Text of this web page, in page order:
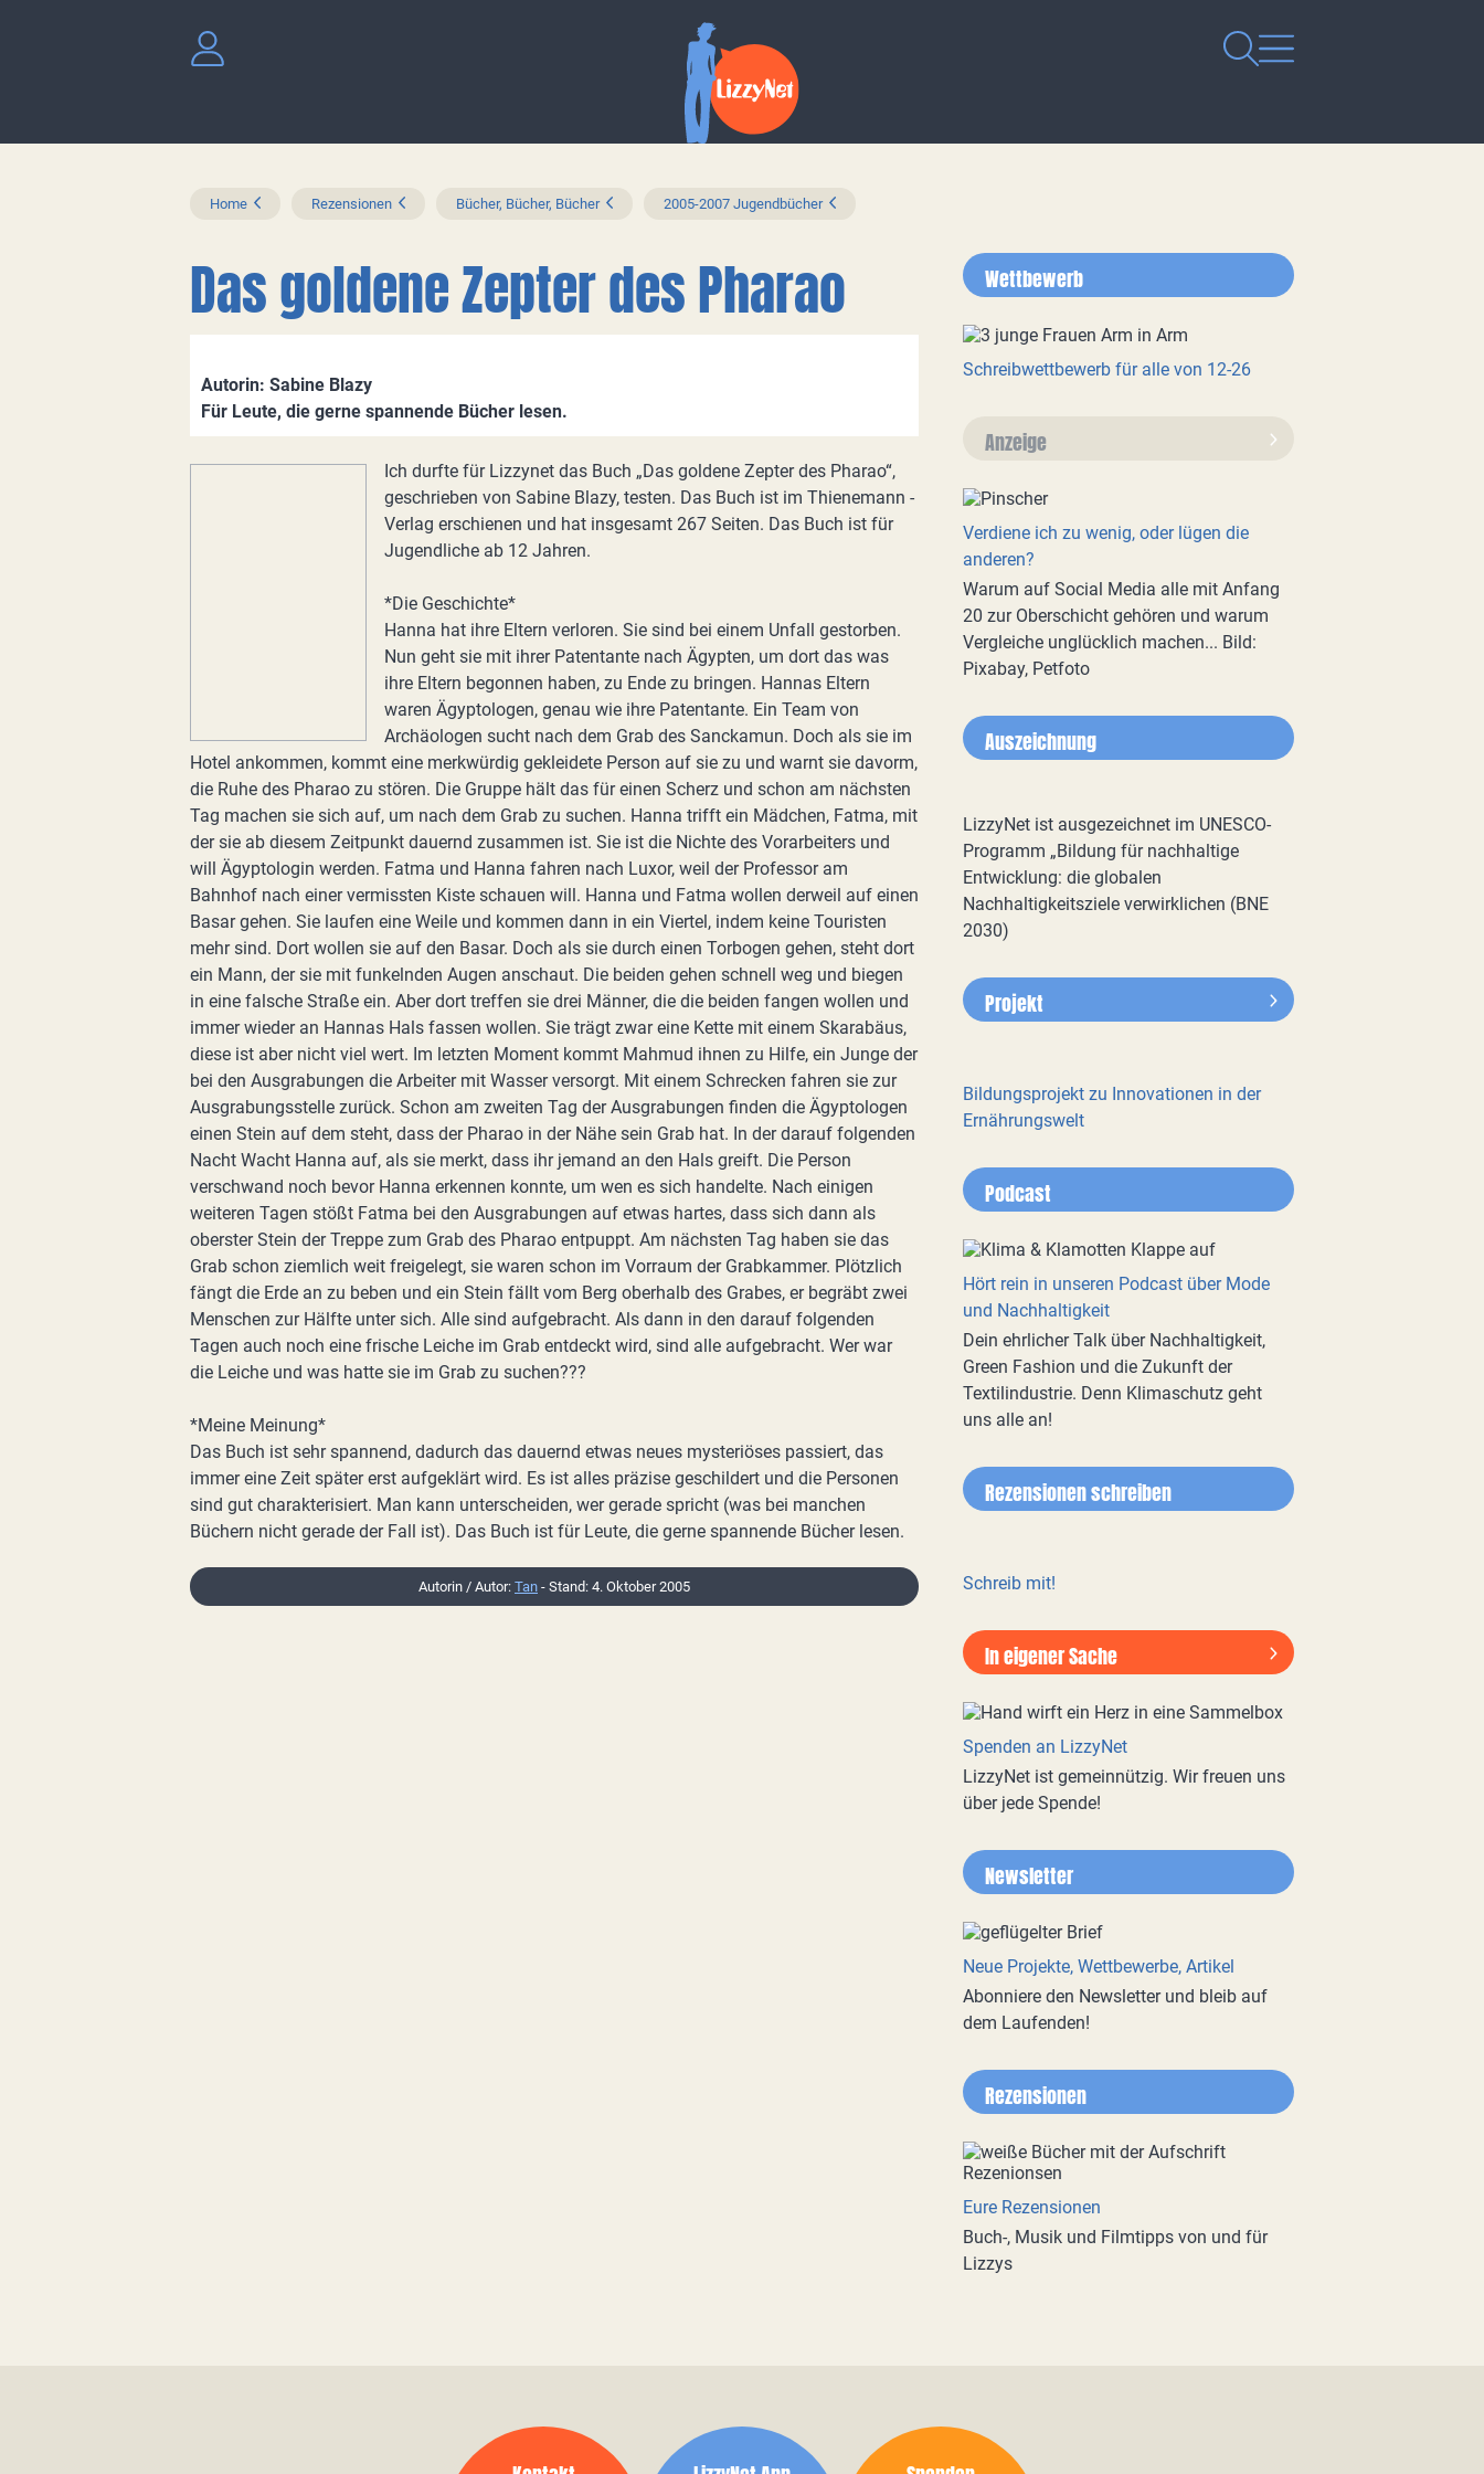
Home Rezensionen Bücher, Bücher, Bücher 2005-2007 Jugendbücher
Das goldene Zepter des Pharao
Autorin: Sabine Blazy
Für Leute, die gerne spannende Bücher lesen.
Ich durfte für Lizzynet das Buch „Das goldene Zepter des Pharao“,
geschrieben von Sabine Blazy, testen. Das Buch ist im Thienemann -
Verlag erschienen und hat insgesamt 267 Seiten. Das Buch ist für
Jugendliche ab 12 Jahren.
*Die Geschichte*
Hanna hat ihre Eltern verloren. Sie sind bei einem Unfall gestorben.
Nun geht sie mit ihrer Patentante nach Ägypten, um dort das was
ihre Eltern begonnen haben, zu Ende zu bringen. Hannas Eltern
waren Ägyptologen, genau wie ihre Patentante. Ein Team von
Archäologen sucht nach dem Grab des Sanckamun. Doch als sie im
Hotel ankommen, kommt eine merkwürdig gekleidete Person auf sie zu und warnt sie davorm,
die Ruhe des Pharao zu stören. Die Gruppe hält das für einen Scherz und schon am nächsten
Tag machen sie sich auf, um nach dem Grab zu suchen. Hanna trifft ein Mädchen, Fatma, mit
der sie ab diesem Zeitpunkt dauernd zusammen ist. Sie ist die Nichte des Vorarbeiters und
will Ägyptologin werden. Fatma und Hanna fahren nach Luxor, weil der Professor am
Bahnhof nach einer vermissten Kiste schauen will. Hanna und Fatma wollen derweil auf einen
Basar gehen. Sie laufen eine Weile und kommen dann in ein Viertel, indem keine Touristen
mehr sind. Dort wollen sie auf den Basar. Doch als sie durch einen Torbogen gehen, steht dort
ein Mann, der sie mit funkelnden Augen anschaut. Die beiden gehen schnell weg und biegen
in eine falsche Straße ein. Aber dort treffen sie drei Männer, die die beiden fangen wollen und
immer wieder an Hannas Hals fassen wollen. Sie trägt zwar eine Kette mit einem Skarabäus,
diese ist aber nicht viel wert. Im letzten Moment kommt Mahmud ihnen zu Hilfe, ein Junge der
bei den Ausgrabungen die Arbeiter mit Wasser versorgt. Mit einem Schrecken fahren sie zur
Ausgrabungsstelle zurück. Schon am zweiten Tag der Ausgrabungen finden die Ägyptologen
einen Stein auf dem steht, dass der Pharao in der Nähe sein Grab hat. In der darauf folgenden
Nacht Wacht Hanna auf, als sie merkt, dass ihr jemand an den Hals greift. Die Person
verschwand noch bevor Hanna erkennen konnte, um wen es sich handelte. Nach einigen
weiteren Tagen stößt Fatma bei den Ausgrabungen auf etwas hartes, dass sich dann als
oberster Stein der Treppe zum Grab des Pharao entpuppt. Am nächsten Tag haben sie das
Grab schon ziemlich weit freigelegt, sie waren schon im Vorraum der Grabkammer. Plötzlich
fängt die Erde an zu beben und ein Stein fällt vom Berg oberhalb des Grabes, er begräbt zwei
Menschen zur Hälfte unter sich. Alle sind aufgebracht. Als dann in den darauf folgenden
Tagen auch noch eine frische Leiche im Grab entdeckt wird, sind alle aufgebracht. Wer war
die Leiche und was hatte sie im Grab zu suchen???
*Meine Meinung*
Das Buch ist sehr spannend, dadurch das dauernd etwas neues mysteriöses passiert, das
immer eine Zeit später erst aufgeklärt wird. Es ist alles präzise geschildert und die Personen
sind gut charakterisiert. Man kann unterscheiden, wer gerade spricht (was bei manchen
Büchern nicht gerade der Fall ist). Das Buch ist für Leute, die gerne spannende Bücher lesen.
Autorin / Autor: Tan - Stand: 4. Oktober 2005
Wettbewerb
Schreibwettbewerb für alle von 12-26
Anzeige
Verdiene ich zu wenig, oder lügen die
anderen?
Warum auf Social Media alle mit Anfang
20 zur Oberschicht gehören und warum
Vergleiche unglücklich machen... Bild:
Pixabay, Petfoto
Auszeichnung
LizzyNet ist ausgezeichnet im UNESCO-
Programm „Bildung für nachhaltige
Entwicklung: die globalen
Nachhaltigkeitsziele verwirklichen (BNE
2030)
Projekt
Bildungsprojekt zu Innovationen in der
Ernährungswelt
Podcast
Hört rein in unseren Podcast über Mode
und Nachhaltigkeit
Dein ehrlicher Talk über Nachhaltigkeit,
Green Fashion und die Zukunft der
Textilindustrie. Denn Klimaschutz geht
uns alle an!
Rezensionen schreiben
Schreib mit!
In eigener Sache
Spenden an LizzyNet
LizzyNet ist gemeinnützig. Wir freuen uns
über jede Spende!
Newsletter
Neue Projekte, Wettbewerbe, Artikel
Abonniere den Newsletter und bleib auf
dem Laufenden!
Rezensionen
Eure Rezensionen
Buch-, Musik und Filmtipps von und für
Lizzys